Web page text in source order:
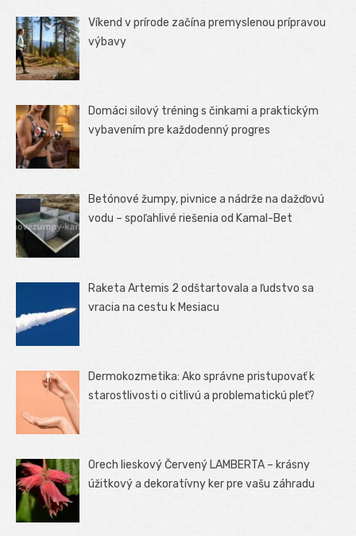
Víkend v prírode začína premyslenou prípravou
výbavy
Domáci silový tréning s činkami a praktickým
vybavením pre každodenný progres
Betónové žumpy, pivnice a nádrže na dažďovú
vodu – spoľahlivé riešenia od Kamal-Bet
Raketa Artemis 2 odštartovala a ľudstvo sa
vracia na cestu k Mesiacu
Dermokozmetika: Ako správne pristupovať k
starostlivosti o citlivú a problematickú pleť?
Orech lieskový Červený LAMBERTA – krásny
úžitkový a dekoratívny ker pre vašu záhradu